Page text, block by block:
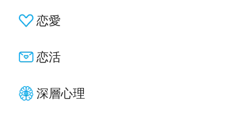
恋愛
恋活
深層心理